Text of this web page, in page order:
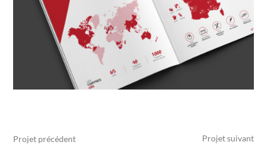
Projet précédent Projet suivant